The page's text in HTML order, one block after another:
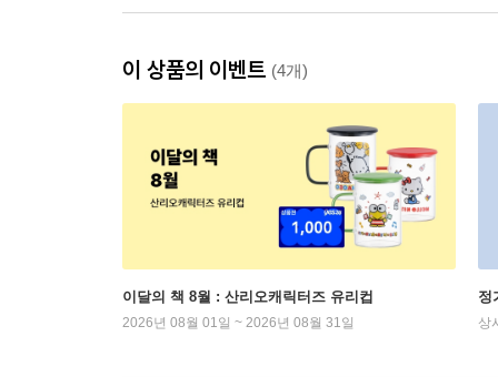
이 상품의 이벤트 (4개)
이달의 책 8월 : 산리오캐릭터즈 유리컵
2026년 08월 01일 ~ 2026년 08월 31일
정
상